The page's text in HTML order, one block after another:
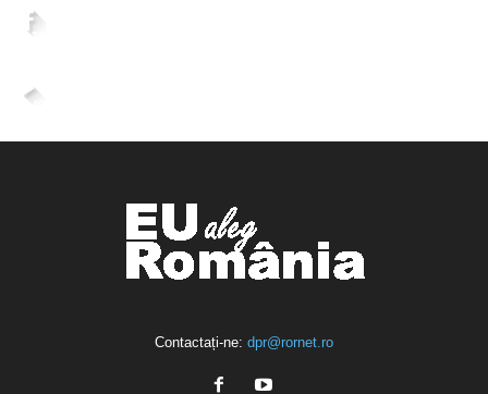
2,265
4,400
Contactați-ne: dpr@rornet.ro